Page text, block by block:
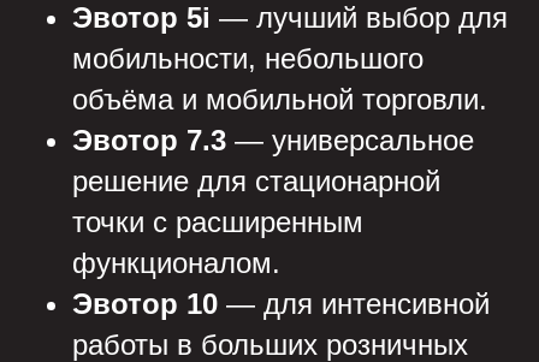
Эвотор 5i — лучший выбор для
мобильности, небольшого
объёма и мобильной торговли.
Эвотор 7.3 — универсальное
решение для стационарной
точки с расширенным
функционалом.
Эвотор 10 — для интенсивной
работы в больших розничных